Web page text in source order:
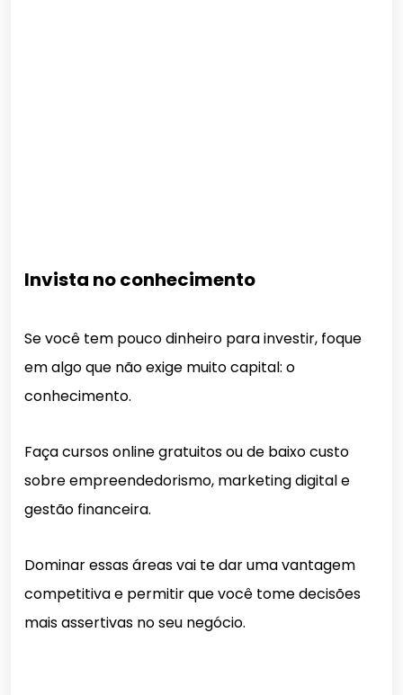
Invista no conhecimento
Se você tem pouco dinheiro para investir, foque
em algo que não exige muito capital: o
conhecimento.
Faça cursos online gratuitos ou de baixo custo
sobre empreendedorismo, marketing digital e
gestão financeira.
Dominar essas áreas vai te dar uma vantagem
competitiva e permitir que você tome decisões
mais assertivas no seu negócio.